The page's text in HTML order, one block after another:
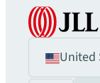
United